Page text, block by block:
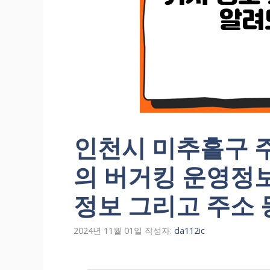
인천시 미추홀구
의 버거킹 운영정
정보 그리고 주소
2024년 11월 01일 작성자: da112ic